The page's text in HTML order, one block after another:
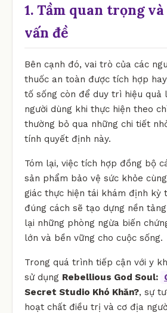
1. Tầm quan trọng
vấn đề
Bên cạnh đó, vai trò của các
thuốc an toàn được tích hợp
tố sống còn để duy trì hiệu quả
người dùng khi thực hiện theo
thường bỏ qua những chi tiết
tính quyết định này.
Tóm lại, việc tích hợp đồng bộ
sản phẩm bảo vệ sức khỏe
giác thực hiện tái khám định kỳ
đúng cách sẽ tạo dựng nền
lại những phòng ngừa biến
lớn và bền vững cho cuộc sống.
Trong quá trình tiếp cận với y
sử dụng Rebellious God Soul:
Secret Studio Khó Khăn?, sự
hoạt chất điều trị và cơ địa